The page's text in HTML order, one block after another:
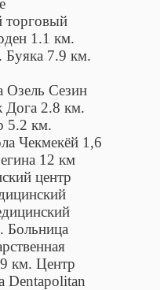
торговый
1.1 км.
Буяка 7.9 км.
Озель Сезин
Дога 2.8 км.
5.2 км.
Чекмекёй 1,6
12 км
центр
Больница
км. Центр
Dentapolitan